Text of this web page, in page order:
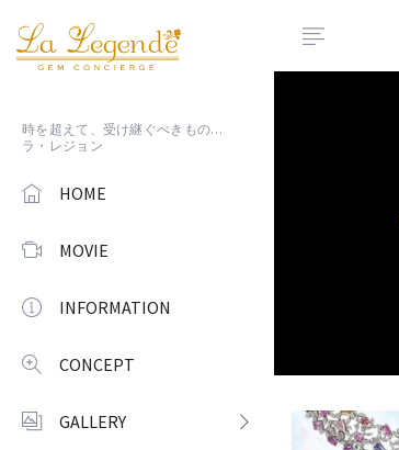
時を超えて、受け継ぐべきもの…
ラ・レジョン
HOME
MOVIE
INFORMATION
CONCEPT
GALLERY